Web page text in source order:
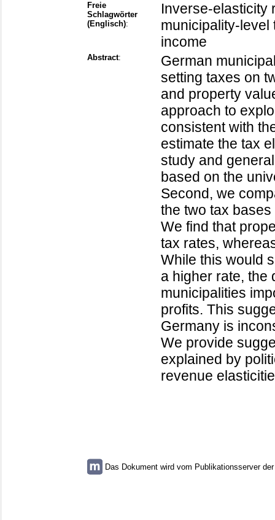
Freie
Schlagwörter
(Englisch):
Inverse-elasticity
municipality-level
income
Abstract:
German
setting taxes on
and property
approach to
consistent with
estimate the tax
study and
based on the
Second, we
the two tax
We find that
tax rates,
While this would
a higher rate, the
municipalities
profits. This
Germany is
We provide
explained by
revenue
Das Dokument wird vom Publikationsserver